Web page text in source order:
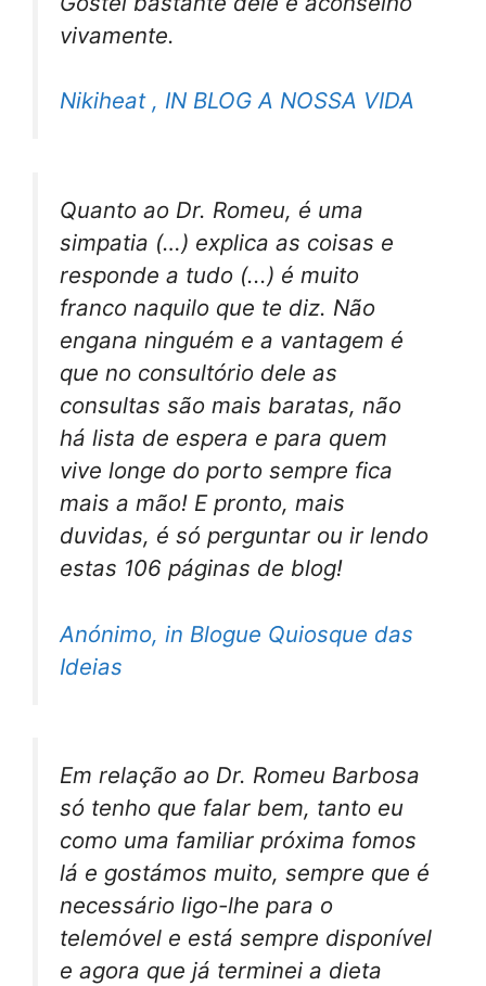
vivamente.
Nikiheat , IN BLOG A NOSSA VIDA
Quanto ao Dr. Romeu, é uma
simpatia (…) explica as coisas e
responde a tudo (...) é muito
franco naquilo que te diz. Não
engana ninguém e a vantagem é
que no consultório dele as
consultas são mais baratas, não
há lista de espera e para quem
vive longe do porto sempre fica
mais a mão! E pronto, mais
duvidas, é só perguntar ou ir lendo
estas 106 páginas de blog!
Anónimo, in Blogue Quiosque das
Ideias
Em relação ao Dr. Romeu Barbosa
só tenho que falar bem, tanto eu
como uma familiar próxima fomos
lá e gostámos muito, sempre que é
necessário ligo-lhe para o
telemóvel e está sempre disponível
e agora que já terminei a dieta